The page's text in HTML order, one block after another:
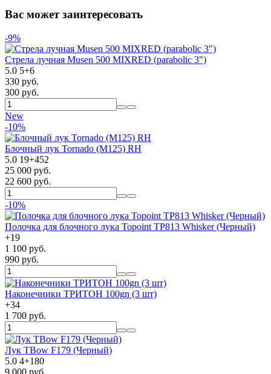
Вас может заинтересовать
-9%
Стрела лучная Musen 500 MIXRED (parabolic 3")
5.0 5+6
330 руб.
300 руб.
New
-10%
Блочный лук Tornado (M125) RH
5.0 19+452
25 000 руб.
22 600 руб.
-10%
Полочка для блочного лука Topoint TP813 Whisker (Черный)
+19
1 100 руб.
990 руб.
Наконечники ТРИТОН 100gn (3 шт)
+34
1 700 руб.
Лук TBow F179 (Черный)
5.0 4+180
9 000 руб.